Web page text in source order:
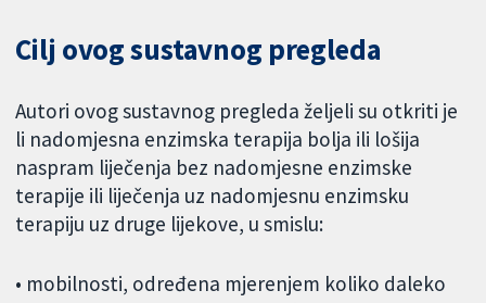
Cilj ovog sustavnog pregleda
Autori ovog sustavnog pregleda željeli su otkriti je
li nadomjesna enzimska terapija bolja ili lošija
naspram liječenja bez nadomjesne enzimske
terapije ili liječenja uz nadomjesnu enzimsku
terapiju uz druge lijekove, u smislu:
• mobilnosti, određena mjerenjem koliko daleko